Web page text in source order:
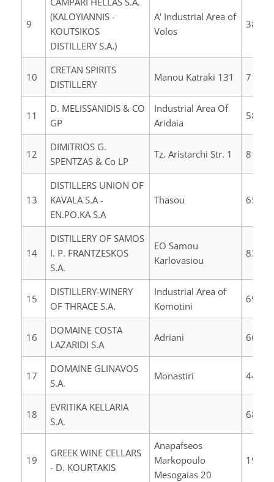
9
(KALOYIANNIS -
KOUTSIKOS
DISTILLERY S.A.)
A' Industrial Area of
Volos
38500
10
CRETAN SPIRITS
DISTILLERY
Manou Katraki 131 71410
11
D. MELISSANIDIS & CO
GP
Industrial Area Of
Aridaia
58400
12
DIMITRIOS G.
SPENTZAS & Co LP
Tz. Aristarchi Str. 1 81100
13
DISTILLERS UNION OF
KAVALA S.A -
EN.PO.KA S.A
Thasou 65201
14
DISTILLERY OF SAMOS
I. P. FRANTZESKOS
S.A.
EO Samou
Karlovasiou
83100
15
DISTILLERY-WINERY
OF THRACE S.A.
Industrial Area of
Komotini
69100
16
DOMAINE COSTA
LAZARIDI S.A
Adriani 66100
17
DOMAINE GLINAVOS
S.A.
Monastiri 44033
18
EVRITIKA KELLARIA
S.A.
68007
19
GREEK WINE CELLARS
- D. KOURTAKIS
Anapafseos
Markopoulo
Mesogaias 20
19003